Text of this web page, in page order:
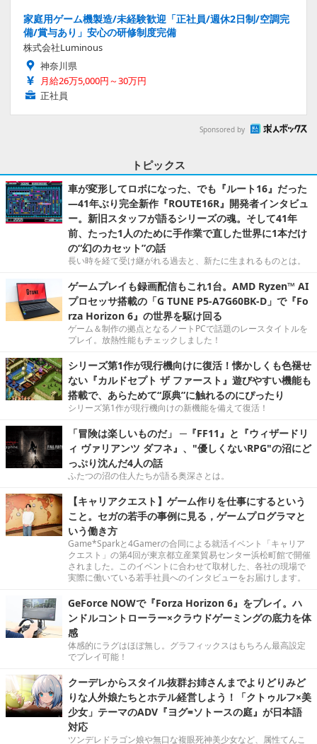
家庭用ゲーム機製造/未経験歓迎「正社員/週休2日制/空調完
備/賞与あり」安心の研修制度完備
株式会社Luminous
神奈川県
月給26万5,000円～30万円
正社員
Sponsored by
トピックス
車が変形してロボになった、でも『ルート16』だった
―41年ぶり完全新作『ROUTE16R』開発者インタビュ
ー。新旧スタッフが語るシリーズの魂。そして41年
前、たった1人のために手作業で直した世界に1本だけ
の“幻のカセット”の話
長い時を経て受け継がれる過去と、新たに生まれるものとは。
ゲームプレイも録画配信もこれ1台。AMD Ryzen™ AI
プロセッサ搭載の「G TUNE P5-A7G60BK-D」で『Fo
rza Horizon 6』の世界を駆け回る
ゲーム＆制作の拠点となるノートPCで話題のレースタイトルを
プレイ。放熱性能もチェックしました！
シリーズ第1作が現行機向けに復活！懐かしくも色褪せ
ない『カルドセプト ザ ファースト』遊びやすい機能も
搭載で、あらためて“原典”に触れるのにぴったり
シリーズ第1作が現行機向けの新機能を備えて復活！
「冒険は楽しいものだ」 ─『FF11』と『ウィザードリ
ィ ヴァリアンツ ダフネ』、"優しくないRPG"の沼にど
っぷり沈んだ4人の話
ふたつの沼の住人たちが語る奥深さとは。
【キャリアクエスト】ゲーム作りを仕事にするという
こと。セガの若手の事例に見る，ゲームプログラマと
いう働き方
Game*Sparkと4Gamerの合同による就活イベント「キャリア
クエスト」の第4回が東京都立産業貿易センター浜松町館で開催
されました。このイベントに合わせて取材した、各社の現場で
実際に働いている若手社員へのインタビューをお届けします。
GeForce NOWで『Forza Horizon 6』をプレイ。ハ
ンドルコントローラー×クラウドゲーミングの底力を体
感
体感的にラグはほぼ無し。グラフィックスはもちろん最高設定
でプレイ可能！
クーデレからスタイル抜群お姉さんまでよりどりみど
りな人外娘たちとホテル経営しよう！「クトゥルフ×美
少女」テーマのADV『ヨグ=ソトースの庭』が日本語
対応
ツンデレドラゴン娘や無口な複眼死神美少女など、属性てんこ